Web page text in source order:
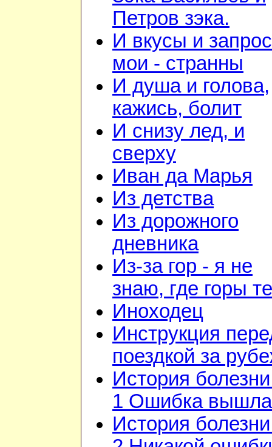
Петров зэка.
И вкусы и
мои - странны
И душа и голова,
кажись, болит
И снизу лед, и
сверху
Иван да Марья
Из детства
Из дорожного
дневника
Из-за гор - я не
знаю, где горы те
Иноходец
Инструкция
поездкой за
История
1 Ошибка вышла
История